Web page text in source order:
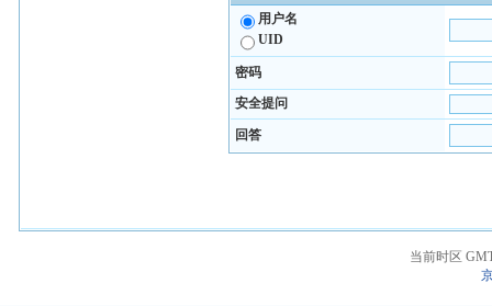
用户名
UID
密码
安全提问
回答
当前时区